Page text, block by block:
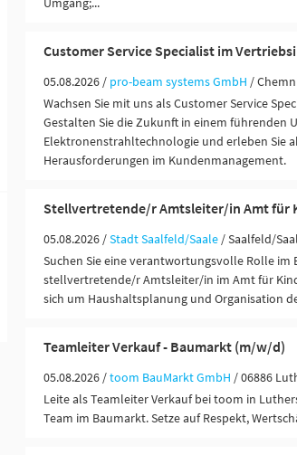
Customer Service Specialist im
05.08.2026 / pro-beam systems GmbH /
Wachsen Sie mit uns als Customer Service
Gestalten Sie die Zukunft in einem führenden
Elektronenstrahltechnologie und erleben Sie
Herausforderungen im Kundenmanagement.
Stellvertretende/r Amtsleiter/in Amt für
05.08.2026 /Stadt Saalfeld/Saale / Saalfeld/
Suchen Sie eine verantwortungsvolle Rolle im
stellvertretende/r Amtsleiter/in im Amt für
sich um Haushaltsplanung und Organisation
Teamleiter Verkauf - Baumarkt (m/w/d)
05.08.2026 /toom BauMarkt GmbH / 06886
Leite als Teamleiter Verkauf bei toom in
Team im Baumarkt. Setze auf Respekt,